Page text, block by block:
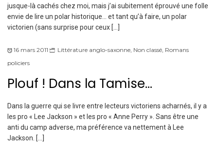
jusque-là cachés chez moi, mais j’ai subitement éprouvé une folle
envie de lire un polar historique… et tant qu’à faire, un polar
victorien (sans surprise pour ceux […]
16 mars 2011 Littérature anglo-saxonne Non classé Romans
policiers
Plouf ! Dans la Tamise…
Dans la guerre qui se livre entre lecteurs victoriens acharnés, il y a
les pro « Lee Jackson » et les pro « Anne Perry ». Sans être une
anti du camp adverse, ma préférence va nettement à Lee
Jackson. […]